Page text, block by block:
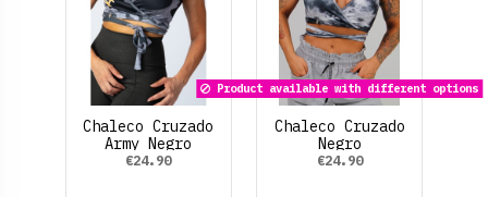
Chaleco Cruzado
Army Negro
€24.90
Product available with different options
Chaleco Cruzado
Negro
€24.90